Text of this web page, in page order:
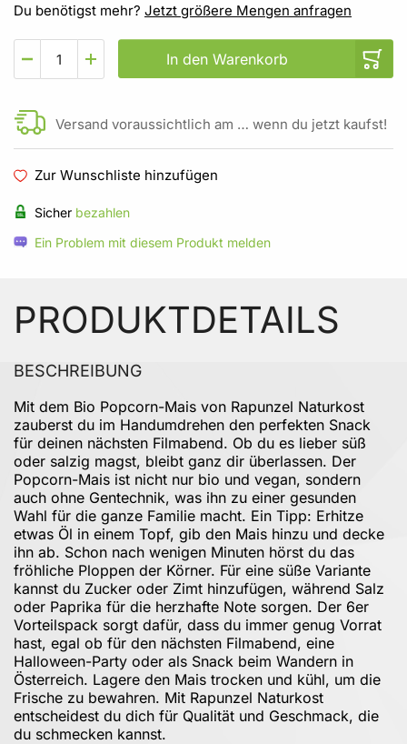
Du benötigst mehr? Jetzt größere Mengen anfragen
In den Warenkorb
Versand voraussichtlich am … wenn du jetzt kaufst!
Zur Wunschliste hinzufügen
Sicher bezahlen
Ein Problem mit diesem Produkt melden
PRODUKTDETAILS
BESCHREIBUNG
Mit dem Bio Popcorn-Mais von Rapunzel Naturkost
zauberst du im Handumdrehen den perfekten Snack
für deinen nächsten Filmabend. Ob du es lieber süß
oder salzig magst, bleibt ganz dir überlassen. Der
Popcorn-Mais ist nicht nur bio und vegan, sondern
auch ohne Gentechnik, was ihn zu einer gesunden
Wahl für die ganze Familie macht. Ein Tipp: Erhitze
etwas Öl in einem Topf, gib den Mais hinzu und decke
ihn ab. Schon nach wenigen Minuten hörst du das
fröhliche Ploppen der Körner. Für eine süße Variante
kannst du Zucker oder Zimt hinzufügen, während Salz
oder Paprika für die herzhafte Note sorgen. Der 6er
Vorteilspack sorgt dafür, dass du immer genug Vorrat
hast, egal ob für den nächsten Filmabend, eine
Halloween-Party oder als Snack beim Wandern in
Österreich. Lagere den Mais trocken und kühl, um die
Frische zu bewahren. Mit Rapunzel Naturkost
entscheidest du dich für Qualität und Geschmack, die
du schmecken kannst.